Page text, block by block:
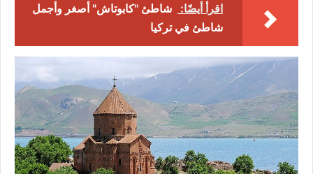
اقرأ أيضًا:
شاطئ "كابوتاش" أصغر وأجمل
شاطئ في تركيا